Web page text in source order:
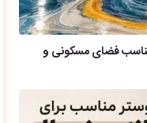
فضای مسکونی و